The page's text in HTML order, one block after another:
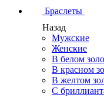
Браслеты
Назад
Мужские
Женские
В белом
В красном
В желтом
С